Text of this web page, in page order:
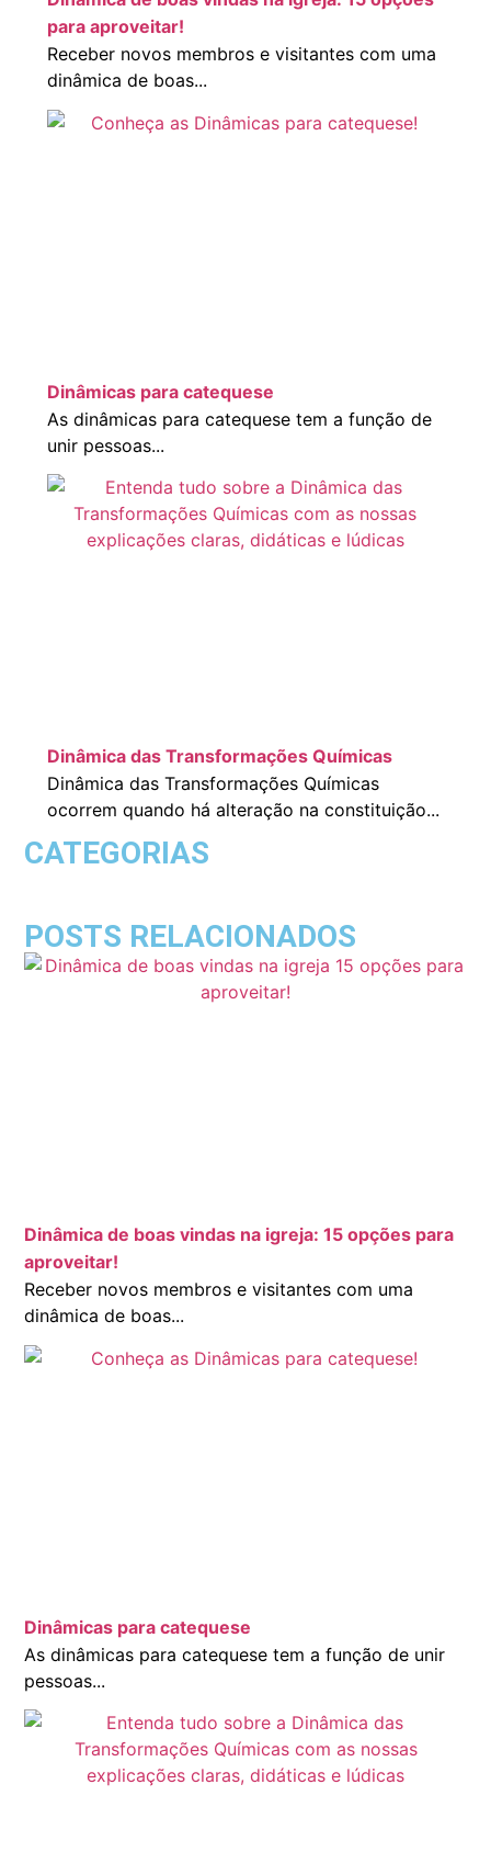
para aproveitar!
Receber novos membros e visitantes com uma
dinâmica de boas...
Dinâmicas para catequese
As dinâmicas para catequese tem a função de
unir pessoas...
Dinâmica das Transformações Químicas
Dinâmica das Transformações Químicas
ocorrem quando há alteração na constituição...
CATEGORIAS
POSTS RELACIONADOS
Dinâmica de boas vindas na igreja: 15 opções para
aproveitar!
Receber novos membros e visitantes com uma
dinâmica de boas...
Dinâmicas para catequese
As dinâmicas para catequese tem a função de unir
pessoas...